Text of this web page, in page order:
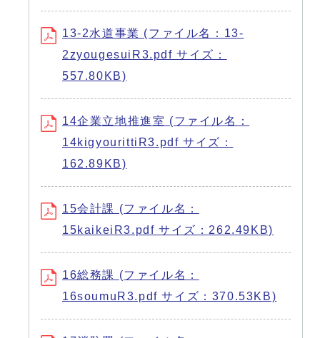
13-2水道事業 (ファイル名：13-
2zyougesuiR3.pdf サイズ：
557.80KB)
14企業立地推進室 (ファイル名：
14kigyourittiR3.pdf サイズ：
162.89KB)
15会計課 (ファイル名：
15kaikeiR3.pdf サイズ：262.49KB)
16総務課 (ファイル名：
16soumuR3.pdf サイズ：370.53KB)